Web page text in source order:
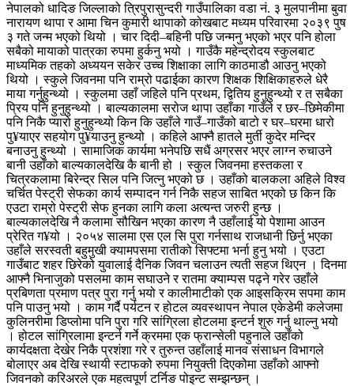
नेपालको धादिङ जिल्लाको त्रिपुरासुन्दरी गाउँपालिका वडा नं. ३ मुलपानीमा बुवा
नारायण थापा र आमा चिन कुमारी थापाको कोखबाट मध्यम परिवारमा २०३९ पुष
३ गते जन्म भएको थियो । चार दिदी–बहिनी पछि जन्मनु भएको भएर पनि होला
सबैको मायाको पात्रका रुपमा हुर्कनु भयो । गाउँकै महेन्द्रोदय स्कुलबाट
माध्यमिक तहको अध्ययन सकेर उच्च शिक्षाका लागि काठमाडौ आउनु भएको
थियो । स्कुले जिवनमा पनि राम्रो पढाईका कारण शिक्षक शिक्षिकाहरुले धेरै
माया गर्नुहुन्थ्यो । स्कुलमा उहाँ जहिले पनि प्रथम, द्वितिय हुनुहुन्थ्यो र त सबैका
प्रिय पनि हुनुहुन्थ्यो । बाल्यकालमा सरोज थापा उहाँका गाउँले र छर–छिमेकीमा
पनि निकै प्यारो हुनुहुन्थ्यो किन कि उहाँले गाउँ–गाउँको बाटो र घर–घरमा धारो
पु¥याएर सहयोग पु¥याउनु हुन्थ्यो । कहिले आफ्नै हातले मुर्ती कुदेर मन्दिर
बनाउनु हुन्थ्यो । सामाजिक कार्यमा भनेपछि सधैं अग्रसर भएर लाग्न रुचाउने
बानी उहाँको बाल्यकालदेखि कै बानी हो । स्कुल जिवनमा हस्तकला र
चित्रकलामा बिरेन्द्र सिल पनि जित्नु भएको छ । उहाँको बालकला अहिले विश्व
चर्चित पेस्ट्री सेफका कार्य सम्पादन गर्न निकै सहज साबित भएको छ किन कि
एउटा राम्रो पेस्ट्री सेफ हुनका लागि कला अत्यन्त जरुरी हुन्छ ।
बाल्यकालदेखि नै कलामा सौखिन भएका कारण नै उहाँलाई यो पेशामा आउन
प्रेरित ग¥यो । २०५४ सालमा एस एल सि पुरा गर्नसाथ राजधानी छिर्नु भएका
उहाँले सरस्वती बहुमुखी क्यामपसमा रातीको सिफ्टमा भर्ना हुनु भयो । एउटा
गाउँबाट शहर छिरेको युवालाई दैनिक जिवन चलाउन त्यती सहज थिएन । दिनमा
आफ्नै भिनाजुको पसलमा काम सघाउने र रातमा क्याम्पस पढ्ने गरेर उहाँले
प्रबिणता प्रमाण पत्र पुरा गर्नु भयो र कालीमाटीको एक आइसक्रिम सपमा काम
पनि पाउनु भयो । काम गर्दै पर्यटन र होटल व्यवस्थापन नेपाल एकेडेमी कलेजमा
कुलिनरीमा डिप्लोमा पनि पुरा गरि सांग्रिला होटलमा इन्टर्न शुरु गर्नु थाल्नु भयो
। होटल सांग्रिलामा इन्टर्न गर्ने क्रममा एक फ्रान्सेली पहुनाले उहाँको
कार्यदक्षता देखेर निकै प्रशंशा गरे र तुरुन्त उहाँलाई मानव संसाधन विभागले
बोलाएर अब देखि स्थायी स्टाफको रुपमा नियुक्ती दिएकोमा उहाँको आफ्नो
जिवनको करिअरले एक महत्वपूर्ण टर्निङ पोइन्ट सम्झन्छन् ।